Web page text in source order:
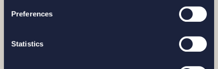
Preferences
Statistics
Relaterade nyheter